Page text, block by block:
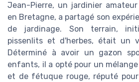
Jean-Pierre, un jardinier
en Bretagne, a partagé son
de jardinage. Son terrain,
pissenlits et d'herbes, était un
Déterminé à avoir un gazon
enfants, il a opté pour un
et de fétuque rouge, réputé